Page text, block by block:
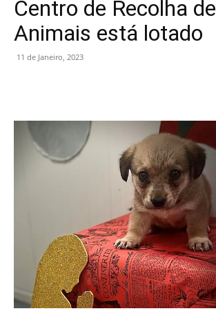
Centro de Recolha de
Animais está lotado
11 de Janeiro, 2023